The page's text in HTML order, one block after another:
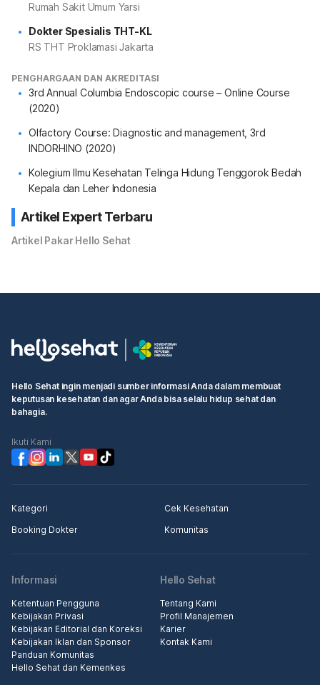
Rumah Sakit Umum Yarsi
Dokter Spesialis THT-KL
RS THT Proklamasi Jakarta
PENGHARGAAN DAN AKREDITASI
3rd Annual Columbia Endoscopic course – Online Course
(2020)
Olfactory Course: Diagnostic and management, 3rd
INDORHINO (2020)
Kolegium Ilmu Kesehatan Telinga Hidung Tenggorok Bedah
Kepala dan Leher Indonesia
Artikel Expert Terbaru
Artikel Pakar Hello Sehat
Hello Sehat ingin menjadi sumber informasi Anda dalam membuat
keputusan kesehatan dan agar Anda bisa selalu hidup sehat dan
bahagia.
Ikuti Kami
Kategori
Cek Kesehatan
Booking Dokter
Komunitas
Informasi
Ketentuan Pengguna
Kebijakan Privasi
Kebijakan Editorial dan Koreksi
Kebijakan Iklan dan Sponsor
Panduan Komunitas
Hello Sehat dan Kemenkes
Hello Sehat
Tentang Kami
Profil Manajemen
Karier
Kontak Kami